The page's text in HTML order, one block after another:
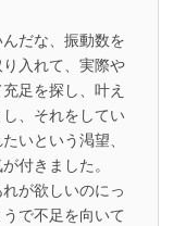
だな、振動数を
り入れて、実際や
足を探し、叶え
、それをしてい
いという渇望、
付きました。
が欲しいのにっ
で不足を向いて